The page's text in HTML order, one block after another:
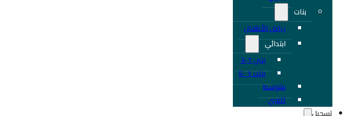
بنات
رياض الأطفال
ابتدائي
بنين 1-3
بنات 1 -5
متوسط
ثانوي